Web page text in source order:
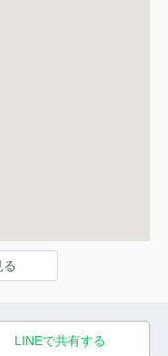
LINEで共有する